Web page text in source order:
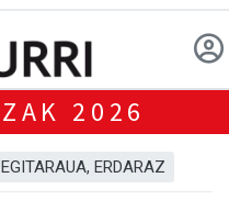
2026
EGITARAUA, ERDARAZ